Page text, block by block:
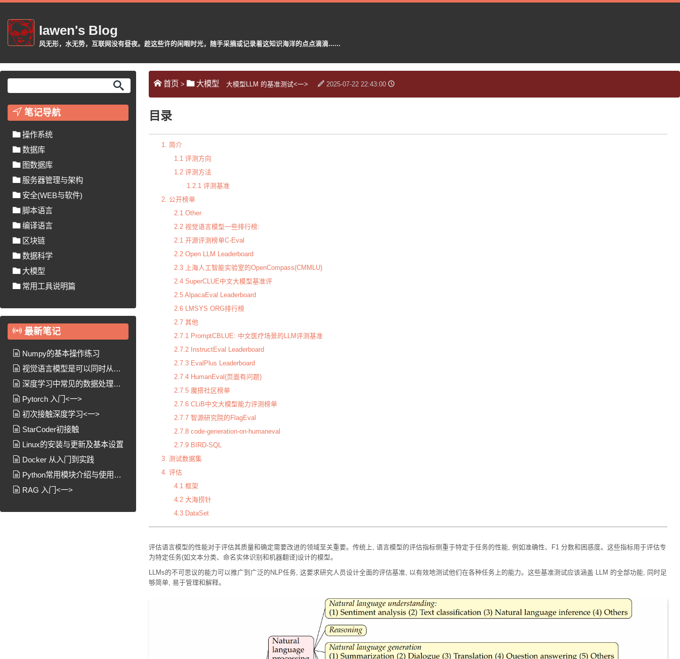
Iawen's Blog
风无形，水无势，互联网没有昼夜。趁这些许的闲暇时光，随手采摘或记录着这知识海洋的点点滴滴......
笔记导航
操作系统
数据库
图数据库
服务器管理与架构
安全(WEB与软件)
脚本语言
编译语言
区块链
数据科学
大模型
常用工具说明篇
最新笔记
Numpy的基本操作练习
视觉语言模型是可以同时从图
像和文本中学习以处理许多任务的
模型
深度学习中常见的数据处理方
法 Pytorch 入门<一>
初次接触深度学习<一>
StarCoder初接触
Linux的安装与更新及基本设置
Docker 从入门到实践
Python常用模块介绍与使用说
明 RAG 入门<一>
首页 > 大模型 大模型LLM 的基准测试<一> 2025-07-22 22:43:00
目录
1. 简介
1.1 评测方向
1.2 评测方法
1.2.1 评测基准
2. 公开榜单
2.1 Other
2.2 视觉语言模型一些排行榜:
2.1 开源评测榜单C-Eval
2.2 Open LLM Leaderboard
2.3 上海人工智能实验室的OpenCompass(CMMLU)
2.4 SuperCLUE中文大模型基准评
2.5 AlpacaEval Leaderboard
2.6 LMSYS ORG排行榜
2.7 其他
2.7.1 PromptCBLUE: 中文医疗场景的LLM评测基准
2.7.2 InstructEval Leaderboard
2.7.3 EvalPlus Leaderboard
2.7.4 HumanEval(页面有问题)
2.7.5 魔搭社区榜单
2.7.6 CLiB中文大模型能力评测榜单
2.7.7 智源研究院的FlagEval
2.7.8 code-generation-on-humaneval
2.7.9 BIRD-SQL
3. 测试数据集
4. 评估
4.1 框架
4.2 大海捞针
4.3 DataSet
评估语言模型的性能对于评估其质量和确定需要改进的领域至关重要。传统上, 语言模型的评估指标侧重于特定于任务的性能, 例如准确性、F1 分数和困惑度。这些指标用于评估专
为特定任务(如文本分类、命名实体识别和机器翻译)设计的模型。
LLMs的不可思议的能力可以推广到广泛的NLP任务, 这要求研究人员设计全面的评估基准, 以有效地测试他们在各种任务上的能力。这些基准测试应该涵盖 LLM 的全部功能, 同时足
够简单, 易于管理和解释。